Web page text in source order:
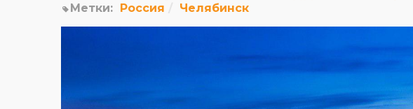
Метки: Россия Челябинск